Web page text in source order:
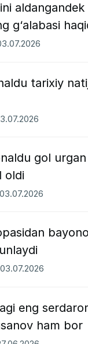
g‘alabasi
tarixiy
gol
oldi
eng
ham bor